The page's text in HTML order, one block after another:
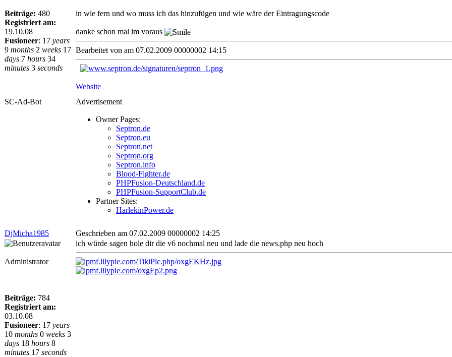
Beiträge: 480
Registriert am:
19.10.08
Fusioneer: 17 years
9 months 2 weeks 17
days 7 hours 34
minutes 3 seconds
in wie fern und wo muss ich das hinzufügen und wie wäre der Eintragungscode
danke schon mal im voraus
Bearbeitet von am 07.02.2009 00000002 14:15
Website
SC-Ad-Bot
Advertisement
Owner Pages:
Septron.de
Septron.eu
Septron.net
Septron.org
Septron.info
Blood-Fighter.de
PHPFusion-Deutschland.de
PHPFusion-SupportClub.de
Partner Sites:
HarlekinPower.de
DjMicha1985 Geschrieben am 07.02.2009 00000002 14:25
Administrator
Beiträge: 784
Registriert am:
03.10.08
Fusioneer: 17 years
10 months 0 weeks 3
days 18 hours 8
minutes 17 seconds
ich würde sagen hole dir die v6 nochmal neu und lade die news.php neu hoch